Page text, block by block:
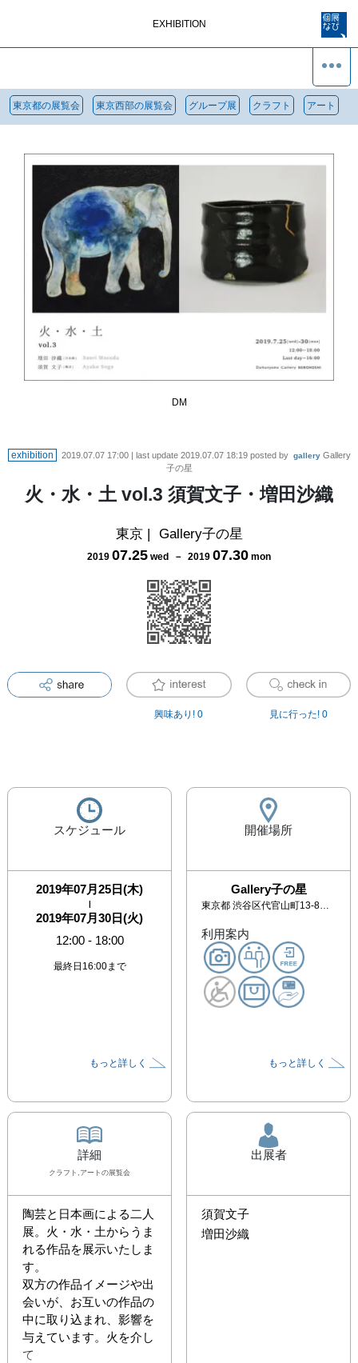
EXHIBITION
東京都の展覧会 東京西部の展覧会 グループ展 クラフト アート
DM
exhibition 2019.07.07 17:00| last update 2019.07.07 18:19posted by gallery Gallery
子の星
火・水・土 vol.3 須賀文子・増田沙織
東京| Gallery子の星
2019 07.25 wed － 2019 07.30 mon
興味あり! 0 見に行った! 0
スケジュール
2019年07月25日(木)
|
2019年07月30日(火)
12:00- 18:00
最終日16:00まで
もっと詳しく
開催場所
Gallery子の星
東京都 渋谷区代官山町13-8 キャッスルM113
利用案内
もっと詳しく
詳細
クラフト,アート の展覧会
陶芸と日本画による二人
展。火・水・土からうま
れる作品を展示いたしま
す。
双方の作品イメージや出
会いが、お互いの作品の
中に取り込まれ、影響を
与えています。火を介し
て
出展者
須賀文子
増田沙織